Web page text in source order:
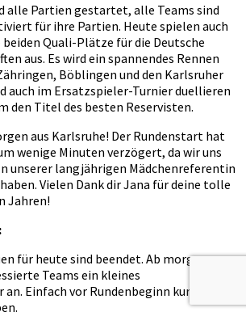
alle Partien gestartet, alle Teams sind
für ihre Partien. Heute spielen auch
beiden Quali-Plätze für die Deutsche
aus. Es wird ein spannendes Rennen
Böblingen und den Karlsruher
auch im Ersatzspieler-Turnier duellieren
den Titel des besten Reservisten.
aus Karlsruhe! Der Rundenstart hat
wenige Minuten verzögert, da wir uns
unserer langjährigen Mädchenreferentin
Vielen Dank dir Jana für deine tolle
Jahren!
für heute sind beendet. Ab morgen
Teams ein kleines
Einfach vor Rundenbeginn kurz auf der